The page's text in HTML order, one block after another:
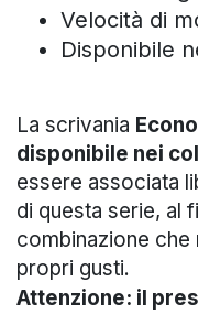
Velocità di
Disponibile
La scrivania
disponibile nei
essere associata
di questa serie, al
combinazione
propri gusti.
Attenzione: il